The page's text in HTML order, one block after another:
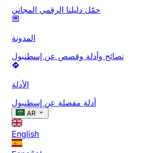
حمّل دليلنا الرقمي المجاني
المدونة
نصائح وأدلة وقصص عن إسطنبول
الأدلة
أدلة مفصلة عن إسطنبول
AR
English